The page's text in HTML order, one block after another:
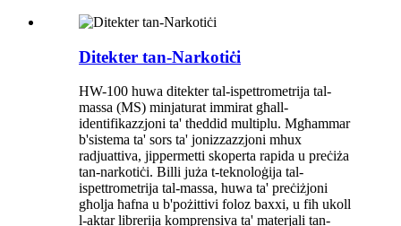
Ditekter tan-Narkotiċi
HW-100 huwa ditekter tal-ispettrometrija tal-
massa (MS) minjaturat immirat għall-
identifikazzjoni ta' theddid multiplu. Mgħammar
b'sistema ta' sors ta' jonizzazzjoni mhux
radjuattiva, jippermetti skoperta rapida u preċiża
tan-narkotiċi. Billi juża t-teknoloġija tal-
ispettrometrija tal-massa, huwa ta' preċiżjoni
għolja ħafna u b'pożittivi foloz baxxi, u fih ukoll
l-aktar librerija komprensiva ta' materjali tan-